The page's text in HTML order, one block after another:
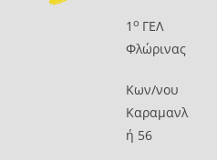
1ο ΓΕΛ
Φλώρινας
Kων/νου
Καραμανλ
ή 56